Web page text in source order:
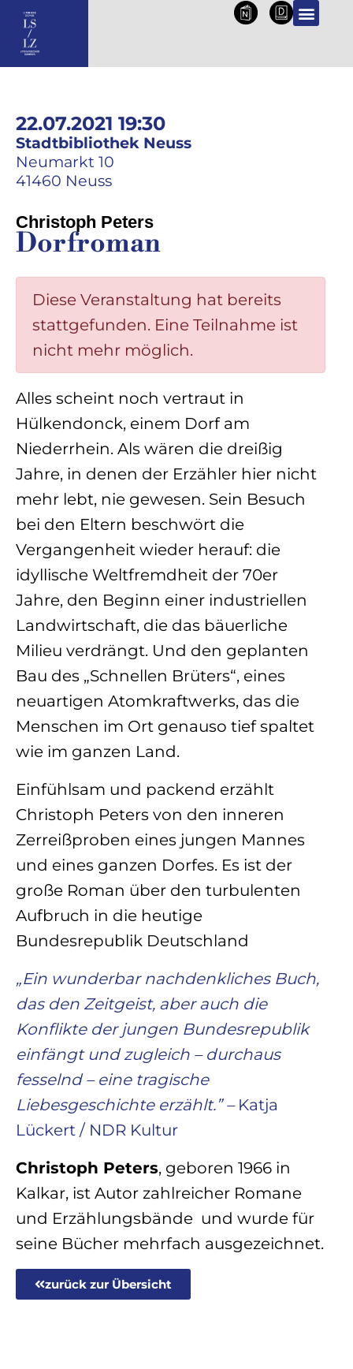
NL DE
22.07.2021 19:30
Stadtbibliothek Neuss
Neumarkt 10
41460 Neuss
Christoph Peters
Dorfroman
Diese Veranstaltung hat bereits
stattgefunden. Eine Teilnahme ist
nicht mehr möglich.
Alles scheint noch vertraut in
Hülkendonck, einem Dorf am
Niederrhein. Als wären die dreißig
Jahre, in denen der Erzähler hier nicht
mehr lebt, nie gewesen. Sein Besuch
bei den Eltern beschwört die
Vergangenheit wieder herauf: die
idyllische Weltfremdheit der 70er
Jahre, den Beginn einer industriellen
Landwirtschaft, die das bäuerliche
Milieu verdrängt. Und den geplanten
Bau des „Schnellen Brüters“, eines
neuartigen Atomkraftwerks, das die
Menschen im Ort genauso tief spaltet
wie im ganzen Land.
Einfühlsam und packend erzählt
Christoph Peters von den inneren
Zerreißproben eines jungen Mannes
und eines ganzen Dorfes. Es ist der
große Roman über den turbulenten
Aufbruch in die heutige
Bundesrepublik Deutschland
„Ein wunderbar nachdenkliches Buch,
das den Zeitgeist, aber auch die
Konflikte der jungen Bundesrepublik
einfängt und zugleich – durchaus
fesselnd – eine tragische
Liebesgeschichte erzählt.” – Katja
Lückert / NDR Kultur
Christoph Peters, geboren 1966 in
Kalkar, ist Autor zahlreicher Romane
und Erzählungsbände und wurde für
seine Bücher mehrfach ausgezeichnet.
zurück zur Übersicht